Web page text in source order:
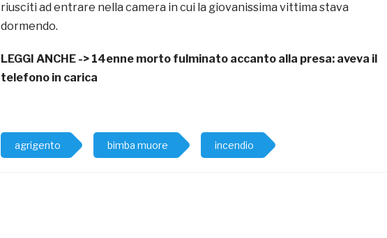
riusciti ad entrare nella camera in cui la giovanissima vittima stava
dormendo.
LEGGI ANCHE -> 14enne morto fulminato accanto alla presa: aveva il
telefono in carica
agrigento bimba muore incendio